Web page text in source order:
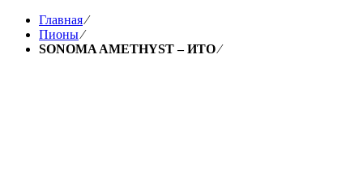
Главная⁄
Пионы⁄
SONOMA AMETHYST – ИТО⁄